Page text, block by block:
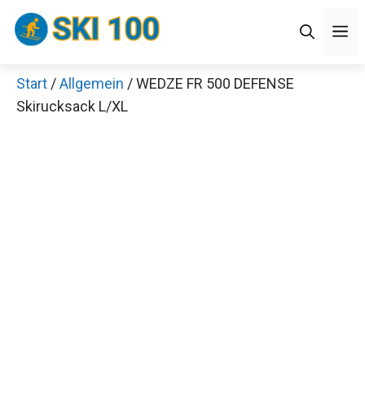
Zum
Inhalt
Start /Allgemein / WEDZE FR 500 DEFENSE
Skirucksack L/XLDecathlon Sale